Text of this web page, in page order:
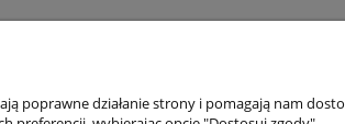
Warunki zakupów
poprawne działanie strony i pomagają nam